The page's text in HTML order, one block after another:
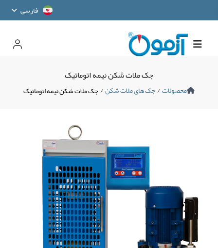
فارسی
جک ملات شکن نیمه اتوماتیک
محصولات/ جک های ملات شکن/ جک ملات شکن نیمه اتوماتیک